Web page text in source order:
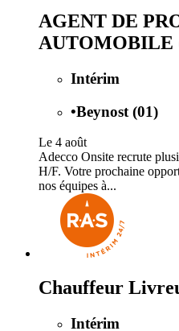
AGENT DE
AUTOMOBILE
Intérim
•Beynost (01)
Le 4 août
Adecco Onsite recrute
H/F. Votre prochaine
nos équipes à...
Chauffeur
Intérim